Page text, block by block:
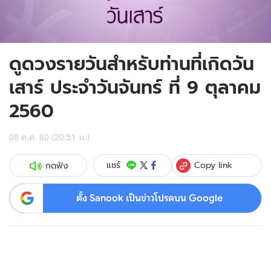
ดูดวงรายวันสำหรับท่านที่เกิดวัน
เสาร์ ประจำวันจันทร์ ที่ 9 ตุลาคม
2560
08 ต.ค. 60 (20:51 น.)
กดฟัง แชร์ Copy link
ตั้ง Sanook เป็นข่าวโปรดบน Google